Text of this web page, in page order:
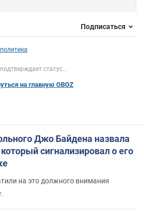
Подписаться
статус...
на главную OBOZ
Джо Байдена назвала
сигнализировал о его
на это должного внимания